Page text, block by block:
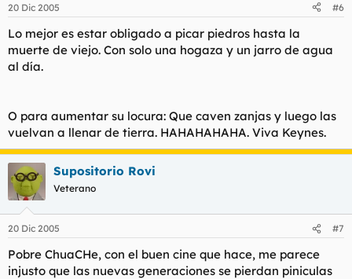
20 Dic 2005 #6
Lo mejor es estar obligado a picar piedros hasta la
muerte de viejo. Con solo una hogaza y un jarro de agua
al día.
O para aumentar su locura: Que caven zanjas y luego las
vuelvan a llenar de tierra. HAHAHAHAHA. Viva Keynes.
Supositorio Rovi
Veterano
20 Dic 2005 #7
Pobre ChuaCHe, con el buen cine que hace, me parece
injusto que las nuevas generaciones se pierdan piniculas